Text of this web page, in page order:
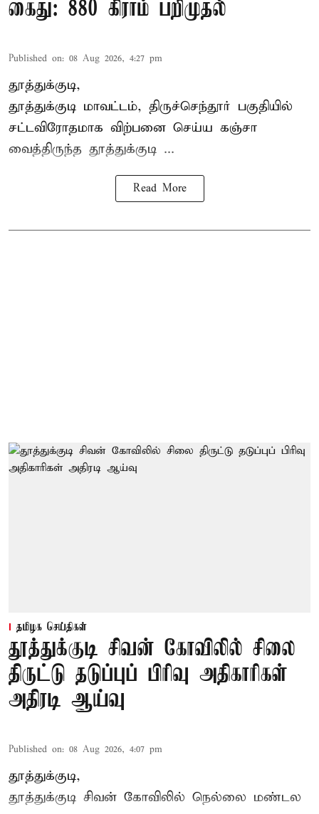
கைது: 880 கிராம் பறிமுதல்
Published on: 08 Aug 2026, 4:27 pm
தூத்துக்குடி,
தூத்துக்குடி மாவட்டம், திருச்செந்தூர் பகுதியில்
சட்டவிரோதமாக விற்பனை செய்ய கஞ்சா
வைத்திருந்த தூத்துக்குடி ...
Read More
தமிழக செய்திகள்
தூத்துக்குடி சிவன் கோவிலில் சிலை
திருட்டு தடுப்புப் பிரிவு அதிகாரிகள்
அதிரடி ஆய்வு
Published on: 08 Aug 2026, 4:07 pm
தூத்துக்குடி,
தூத்துக்குடி சிவன் கோவிலில் நெல்லை மண்டல